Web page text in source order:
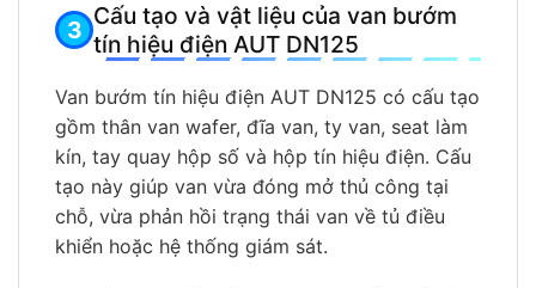
Cấu tạo và vật liệu của van bướm
tín hiệu điện AUT DN125
Van bướm tín hiệu điện AUT DN125 có cấu tạo
gồm thân van wafer, đĩa van, ty van, seat làm
kín, tay quay hộp số và hộp tín hiệu điện. Cấu
tạo này giúp van vừa đóng mở thủ công tại
chỗ, vừa phản hồi trạng thái van về tủ điều
khiển hoặc hệ thống giám sát.